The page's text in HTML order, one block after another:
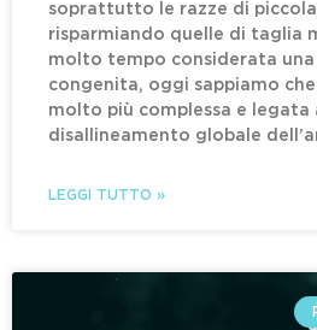
soprattutto le razze di
risparmiando quelle di taglia
molto tempo considerata una
congenita, oggi sappiamo
molto più complessa e legata
disallineamento globale
LEGGI TUTTO »